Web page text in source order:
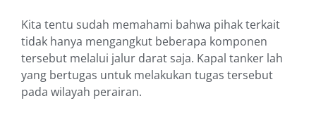
Kita tentu sudah memahami bahwa pihak terkait
tidak hanya mengangkut beberapa komponen
tersebut melalui jalur darat saja. Kapal tanker lah
yang bertugas untuk melakukan tugas tersebut
pada wilayah perairan.